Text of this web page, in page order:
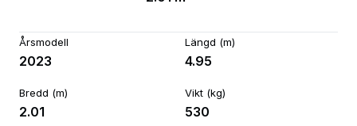
Årsmodell
2023
Längd (m)
4.95
Bredd (m)
2.01
Vikt (kg)
530